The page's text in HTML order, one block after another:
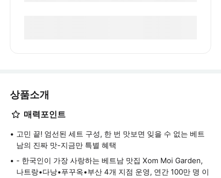
상품소개
매력포인트
고민 끝! 엄선된 세트 구성, 한 번 맛보면 잊을 수 없는 베트
남의 진짜 맛-지금만 특별 혜택
- 한국인이 가장 사랑하는 베트남 맛집 Xom Moi Garden,
나트랑•다낭•푸꾸옥•부산 4개 지점 운영, 연간 100만 명 이